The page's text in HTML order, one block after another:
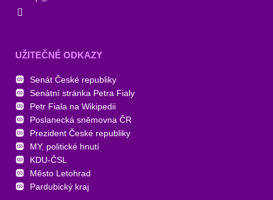
UŽITEČNÉ ODKAZY
Senát České republiky
Senátní stránka Petra Fialy
Petr Fiala na Wikipedii
Poslanecká sněmovna ČR
Prezident České republiky
MY, politické hnutí
KDU-ČSL
Město Letohrad
Pardubický kraj